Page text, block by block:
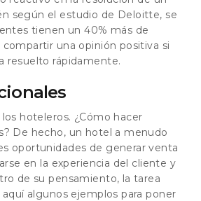
según el estudio de Deloitte, se
tienen un 40% más de
una opinión positiva si
resuelto rápidamente.
hoteleros. ¿Cómo hacer
De hecho, un hotel a menudo
oportunidades de generar venta
en la experiencia del cliente y
de su pensamiento, la tarea
aquí algunos ejemplos para poner